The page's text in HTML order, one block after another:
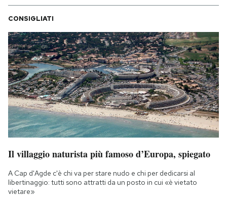
CONSIGLIATI
Il villaggio naturista più famoso d’Europa, spiegato
A Cap d'Agde c'è chi va per stare nudo e chi per dedicarsi al
libertinaggio: tutti sono attratti da un posto in cui «è vietato
vietare»